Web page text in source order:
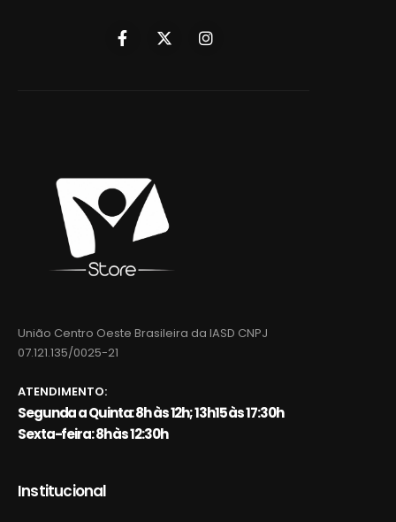
União Centro Oeste Brasileira da IASD CNPJ
07.121.135/0025-21
ATENDIMENTO:
Segunda a Quinta: 8h às 12h; 13h15 às 17:30h
Sexta-feira: 8h às 12:30h
Institucional